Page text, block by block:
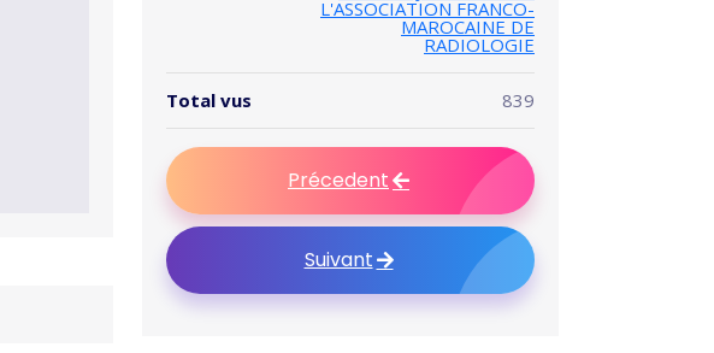
L'ASSOCIATION FRANCO-
MAROCAINE DE
RADIOLOGIE
Total vus 839
Précedent
Suivant